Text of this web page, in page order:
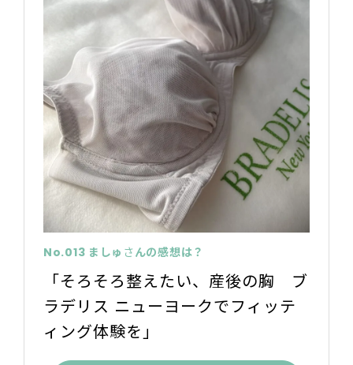
No.013 ましゅ さんの感想は？
「そろそろ整えたい、産後の胸 ブ
ラデリス ニューヨークでフィッテ
ィング体験を」